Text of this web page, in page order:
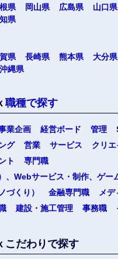
選択する
選択する
選択する
県 佐賀県
県
分県
島県
選択する
県 岡山県 広島県 山口県
県
県 長崎県 熊本県 大分県
沖縄県
職種で探す
業企画 経営ボード 管理
グ
営業 サービス
クリ
ト
専門職
、Webサービス・制作、ゲー
づくり）
金融専門職
メデ
建設・施工管理 事務職
こだわりで探す